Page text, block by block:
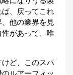
、戻ってこれ
他の業界を見
があって、唯
ど、このスパ